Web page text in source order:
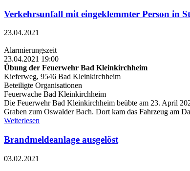
Verkehrsunfall mit eingeklemmter Person in
23.04.2021
Alarmierungszeit
23.04.2021 19:00
Übung der Feuerwehr Bad Kleinkirchheim
Kieferweg, 9546 Bad Kleinkirchheim
Beteiligte Organisationen
Feuerwache Bad Kleinkirchheim
Die Feuerwehr Bad Kleinkirchheim beübte am 23. April
Graben zum Oswalder Bach. Dort kam das Fahrzeug am
Weiterlesen
Brandmeldeanlage ausgelöst
03.02.2021